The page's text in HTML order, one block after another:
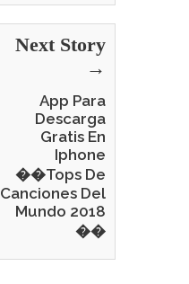
Next Story
→
App Para
Descarga
Gratis En
Iphone
��Tops De
Canciones Del
Mundo 2018
��